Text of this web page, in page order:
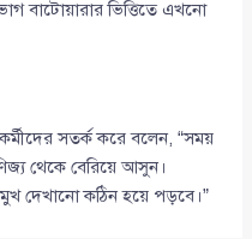
বাটোয়ারার ভিত্তিতে এখনো
সতর্ক করে বলেন, “সময়
থেকে বেরিয়ে আসুন।
দেখানো কঠিন হয়ে পড়বে।”